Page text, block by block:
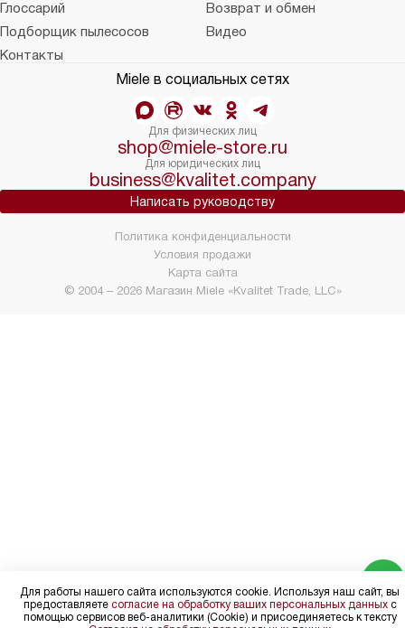
Глоссарий
Возврат и обмен
Подборщик пылесосов
Видео
Контакты
Miele в социальных сетях
Для физических лиц
shop@miele-store.ru
Для юридических лиц
business@kvalitet.company
Написать руководству
© 2004 – 2026 Магазин Miele «Kvalitet Trade, LLC»
Политика конфиденциальности
Условия продажи
Карта сайта
Для работы нашего сайта используются cookie. Используя наш сайт, вы
предоставляете согласие на обработку ваших персональных данныхс
помощью сервисов веб-аналитики (Cookie) и присоединяетесь к тексту